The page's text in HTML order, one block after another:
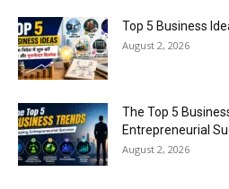
Top 5 Business
August 2, 2026
The Top 5
Entrepreneurial
August 2, 2026